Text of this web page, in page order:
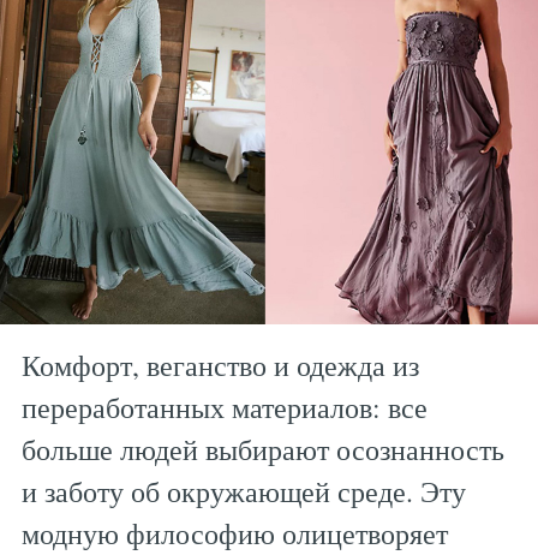
Комфорт, веганство и одежда из
переработанных материалов: все
больше людей выбирают осознанность
и заботу об окружающей среде. Эту
модную философию олицетворяет